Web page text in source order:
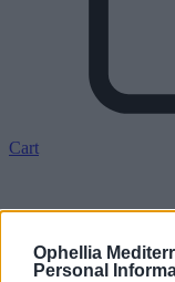
Ophellia
Personal
Cart